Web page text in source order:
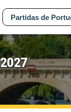
Partidas de